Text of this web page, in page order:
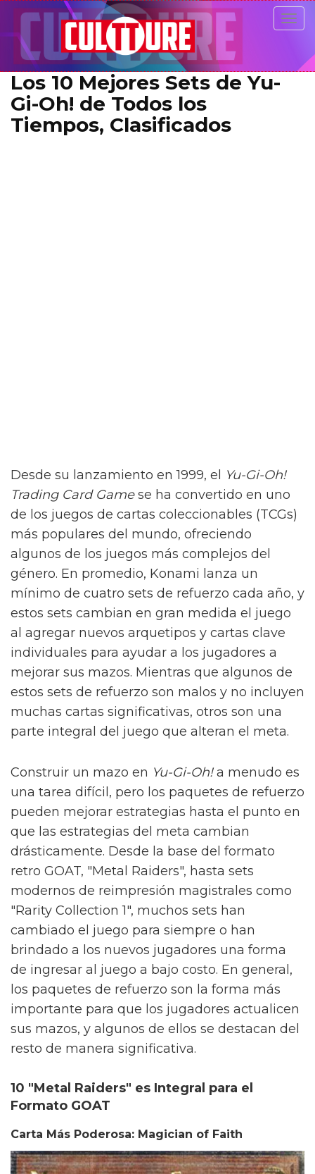
Los 10 Mejores Sets de Yu-
Gi-Oh! de Todos los
Tiempos, Clasificados
Desde su lanzamiento en 1999, el
Yu-Gi-Oh!
Trading Card Gamese ha convertido en uno
de los juegos de cartas coleccionables (TCGs)
más populares del mundo, ofreciendo
algunos de los juegos más complejos del
género. En promedio, Konami lanza un
mínimo de cuatro sets de refuerzo cada año, y
estos sets cambian en gran medida el juego
al agregar nuevos arquetipos y cartas clave
individuales para ayudar a los jugadores a
mejorar sus mazos. Mientras que algunos de
estos sets de refuerzo son malos y no incluyen
muchas cartas significativas, otros son una
parte integral del juego que alteran el meta.
Construir un mazo en Yu-Gi-Oh!a menudo es
una tarea difícil, pero los paquetes de refuerzo
pueden mejorar estrategias hasta el punto en
que las estrategias del meta cambian
drásticamente. Desde la base del formato
retro GOAT, "Metal Raiders", hasta sets
modernos de reimpresión magistrales como
"Rarity Collection 1", muchos sets han
cambiado el juego para siempre o han
brindado a los nuevos jugadores una forma
de ingresar al juego a bajo costo. En general,
los paquetes de refuerzo son la forma más
importante para que los jugadores actualicen
sus mazos, y algunos de ellos se destacan del
resto de manera significativa.
10 "Metal Raiders" es Integral para el
Formato GOAT
Carta Más Poderosa: Magician of Faith